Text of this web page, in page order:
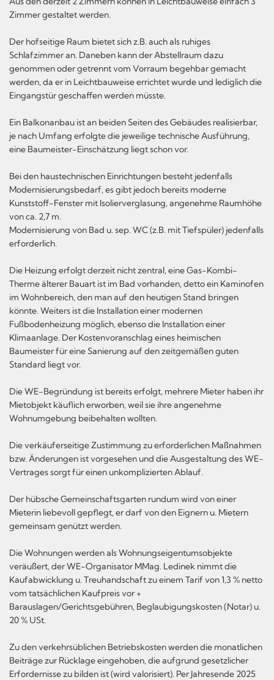
Zimmer gestaltet werden.
Der hofseitige Raum bietet sich z.B. auch als ruhiges
Schlafzimmer an. Daneben kann der Abstellraum dazu
genommen oder getrennt vom Vorraum begehbar gemacht
werden, da er in Leichtbauweise errichtet wurde und lediglich die
Eingangstür geschaffen werden müsste.
Ein Balkonanbau ist an beiden Seiten des Gebäudes realisierbar,
je nach Umfang erfolgte die jeweilige technische Ausführung,
eine Baumeister-Einschätzung liegt schon vor.
Bei den haustechnischen Einrichtungen besteht jedenfalls
Modernisierungsbedarf, es gibt jedoch bereits moderne
Kunststoff-Fenster mit Isolierverglasung, angenehme Raumhöhe
von ca. 2,7 m.
Modernisierung von Bad u. sep. WC (z.B. mit Tiefspüler) jedenfalls
erforderlich.
Die Heizung erfolgt derzeit nicht zentral, eine Gas-Kombi-
Therme älterer Bauart ist im Bad vorhanden, detto ein Kaminofen
im Wohnbereich, den man auf den heutigen Stand bringen
könnte. Weiters ist die Installation einer modernen
Fußbodenheizung möglich, ebenso die Installation einer
Klimaanlage. Der Kostenvoranschlag eines heimischen
Baumeister für eine Sanierung auf den zeitgemäßen guten
Standard liegt vor.
Die WE-Begründung ist bereits erfolgt, mehrere Mieter haben ihr
Mietobjekt käuflich erworben, weil sie ihre angenehme
Wohnumgebung beibehalten wollten.
Die verkäuferseitige Zustimmung zu erforderlichen Maßnahmen
bzw. Änderungen ist vorgesehen und die Ausgestaltung des WE-
Vertrages sorgt für einen unkomplizierten Ablauf.
Der hübsche Gemeinschaftsgarten rundum wird von einer
Mieterin liebevoll gepflegt, er darf von den Eignern u. Mietern
gemeinsam genützt werden.
Die Wohnungen werden als Wohnungseigentumsobjekte
veräußert, der WE-Organisator MMag. Ledinek nimmt die
Kaufabwicklung u. Treuhandschaft zu einem Tarif von 1,3 % netto
vom tatsächlichen Kaufpreis vor +
Barauslagen/Gerichtsgebühren, Beglaubigungskosten (Notar) u.
20 % USt.
Zu den verkehrsüblichen Betriebskosten werden die monatlichen
Beiträge zur Rücklage eingehoben, die aufgrund gesetzlicher
Erfordernisse zu bilden ist (wird valorisiert). Per Jahresende 2025